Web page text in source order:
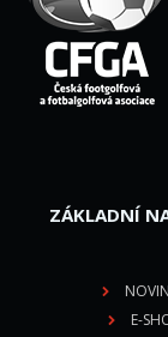
ZÁKLADNÍ
E-